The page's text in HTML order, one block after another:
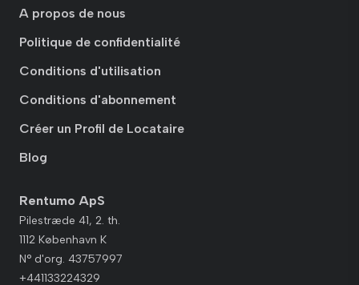
A propos de nous
Politique de confidentialité
Conditions d'utilisation
Conditions d'abonnement
Créer un Profil de Locataire
Blog
Rentumo ApS
Pilestræde 41, 2. th.
1112 København K
N° d'org. 43757997
+441133224329